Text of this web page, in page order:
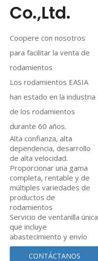
Co.,Ltd.
Coopere con nosotros
para facilitar la venta de
rodamientos
Los rodamientos EASIA
han estado en la industria
de los rodamientos
durante 60 años.
Alta confianza, alta
dependencia, desarrollo
de alta velocidad.
Proporcionar una gama
completa, rentable y de
múltiples variedades de
productos de
rodamientos
Servicio de ventanilla única
que incluye
abastecimiento y envío
CONTÁCTANOS